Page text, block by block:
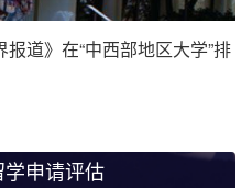
道》在“中西部地区大学”排
申请评估